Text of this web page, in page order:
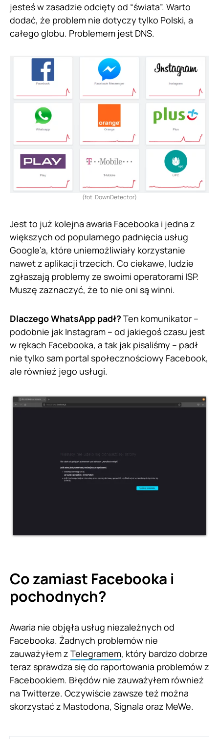
jesteś w zasadzie odcięty od “świata”. Warto
dodać, że problem nie dotyczy tylko Polski, a
całego globu. Problemem jest DNS.
(fot. DownDetector)
Jest to już kolejna awaria Facebooka i jedna z
większych od popularnego padnięcia usług
Google’a, które uniemożliwiały korzystanie
nawet z aplikacji trzecich. Co ciekawe, ludzie
zgłaszają problemy ze swoimi operatorami ISP.
Muszę zaznaczyć, że to nie oni są winni.
Dlaczego WhatsApp padł? Ten komunikator –
podobnie jak Instagram – od jakiegoś czasu jest
w rękach Facebooka, a tak jak pisaliśmy – padł
nie tylko sam portal społecznościowy Facebook,
ale również jego usługi.
Co zamiast Facebooka i
pochodnych?
Awaria nie objęła usług niezależnych od
Facebooka. Żadnych problemów nie
zauważyłem z Telegramem, który bardzo dobrze
teraz sprawdza się do raportowania problemów z
Facebookiem. Błędów nie zauważyłem również
na Twitterze. Oczywiście zawsze też można
skorzystać z Mastodona, Signala oraz MeWe.